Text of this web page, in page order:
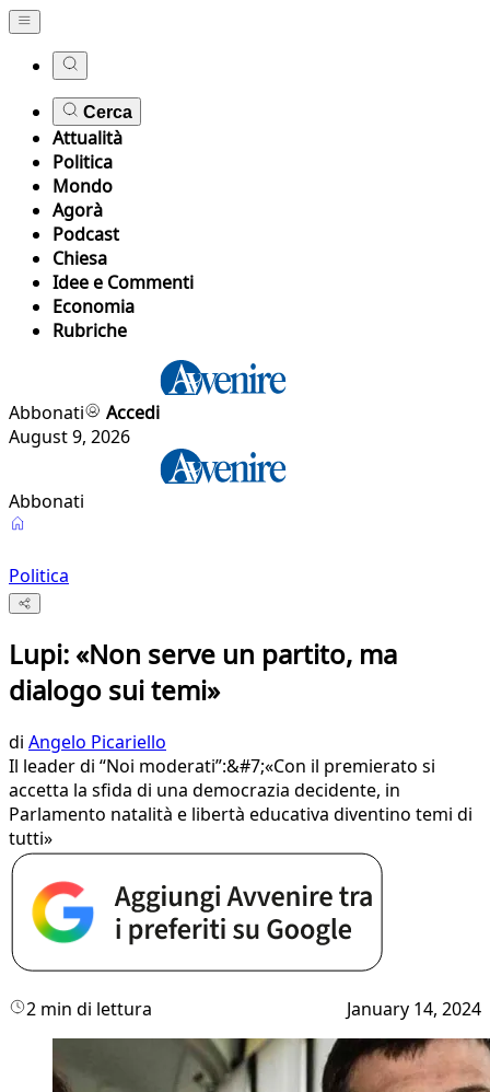
Cerca
Attualità
Politica
Mondo
Agorà
Podcast
Chiesa
Idee e Commenti
Economia
Rubriche
Abbonati
Accedi
August 9, 2026
Abbonati
Politica
Lupi: «Non serve un partito, ma
dialogo sui temi»
di Angelo Picariello
Il leader di “Noi moderati”:&#7;«Con il premierato si
accetta la sfida di una democrazia decidente, in
Parlamento natalità e libertà educativa diventino temi di
tutti»
2 min di lettura January 14, 2024